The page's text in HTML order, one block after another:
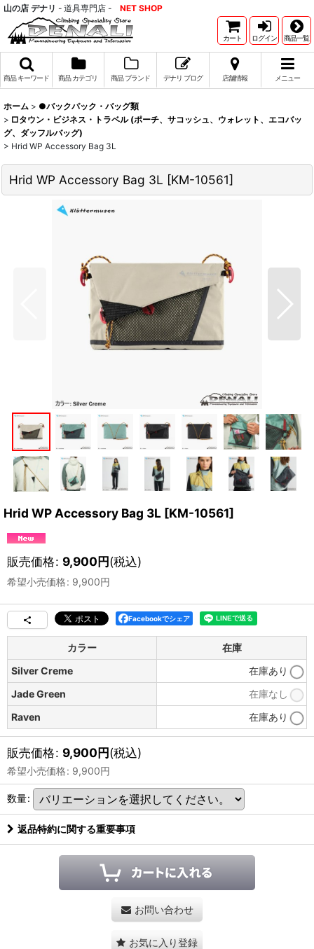
山の店 デナリ - 道具専門店 - NET SHOP
カート ログイン 商品一覧
商品 キーワード 商品 カテゴリ 商品 ブランド デナリ ブログ 店舗情報 メニュー
ホーム > ●バックパック・バッグ類
> □タウン・ビジネス・トラベル (ポーチ、サコッシュ、ウォレット、エコバッ
グ、ダッフルバッグ)
> Hrid WP Accessory Bag 3L
Hrid WP Accessory Bag 3L [KM-10561]
Hrid WP Accessory Bag 3L [KM-10561]
販売価格: 9,900円(税込)
希望小売価格: 9,900円
Facebookでシェア
カラー
在庫
Silver Creme
在庫あり
Jade Green
在庫なし
Raven
在庫あり
販売価格: 9,900円(税込)
希望小売価格: 9,900円
数量:
返品特約に関する重要事項
お問い合わせ
お気に入り登録